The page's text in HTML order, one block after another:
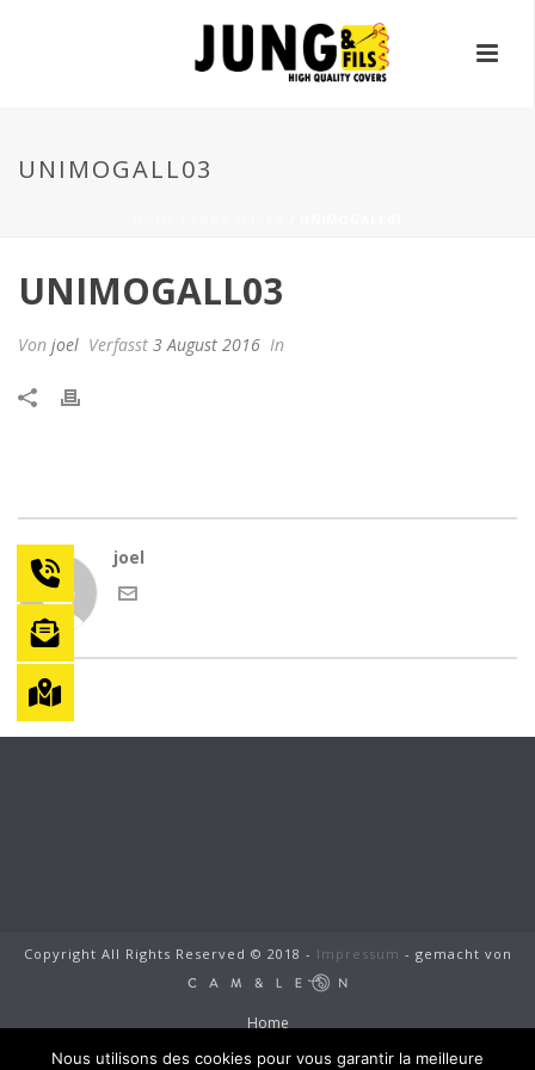
UNIMOGALL03
UNIMOGALL03
Von joel Verfasst 3 August 2016 In
joel
Copyright All Rights Reserved © 2018 - Impressum - gemacht von
Home
Jung und Sohn
Nous utilisons des cookies pour vous garantir la meilleure